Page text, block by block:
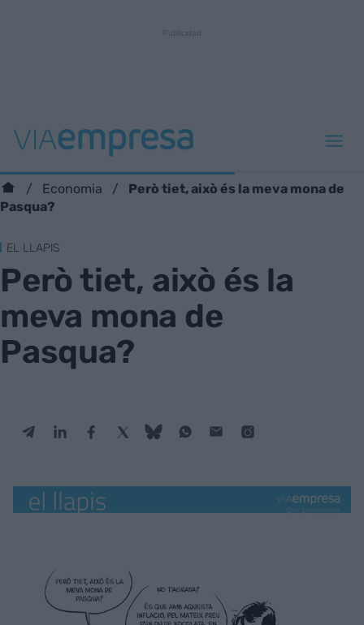
Economia
Però tiet, això és la meva mona de
Pasqua?
EL LLAPIS
Però tiet, això és la
meva mona de
Pasqua?